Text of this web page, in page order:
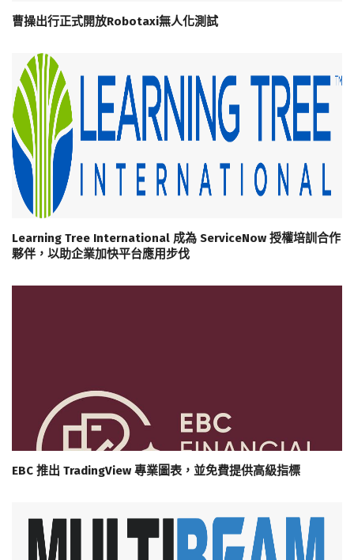
曹操出行正式開放Robotaxi無人化測試
Learning Tree International 成為 ServiceNow 授權培訓合作
夥伴，以助企業加快平台應用步伐
EBC 推出 TradingView 專業圖表，並免費提供高級指標